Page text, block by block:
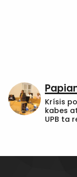
Krísis
kabes
UPB ta